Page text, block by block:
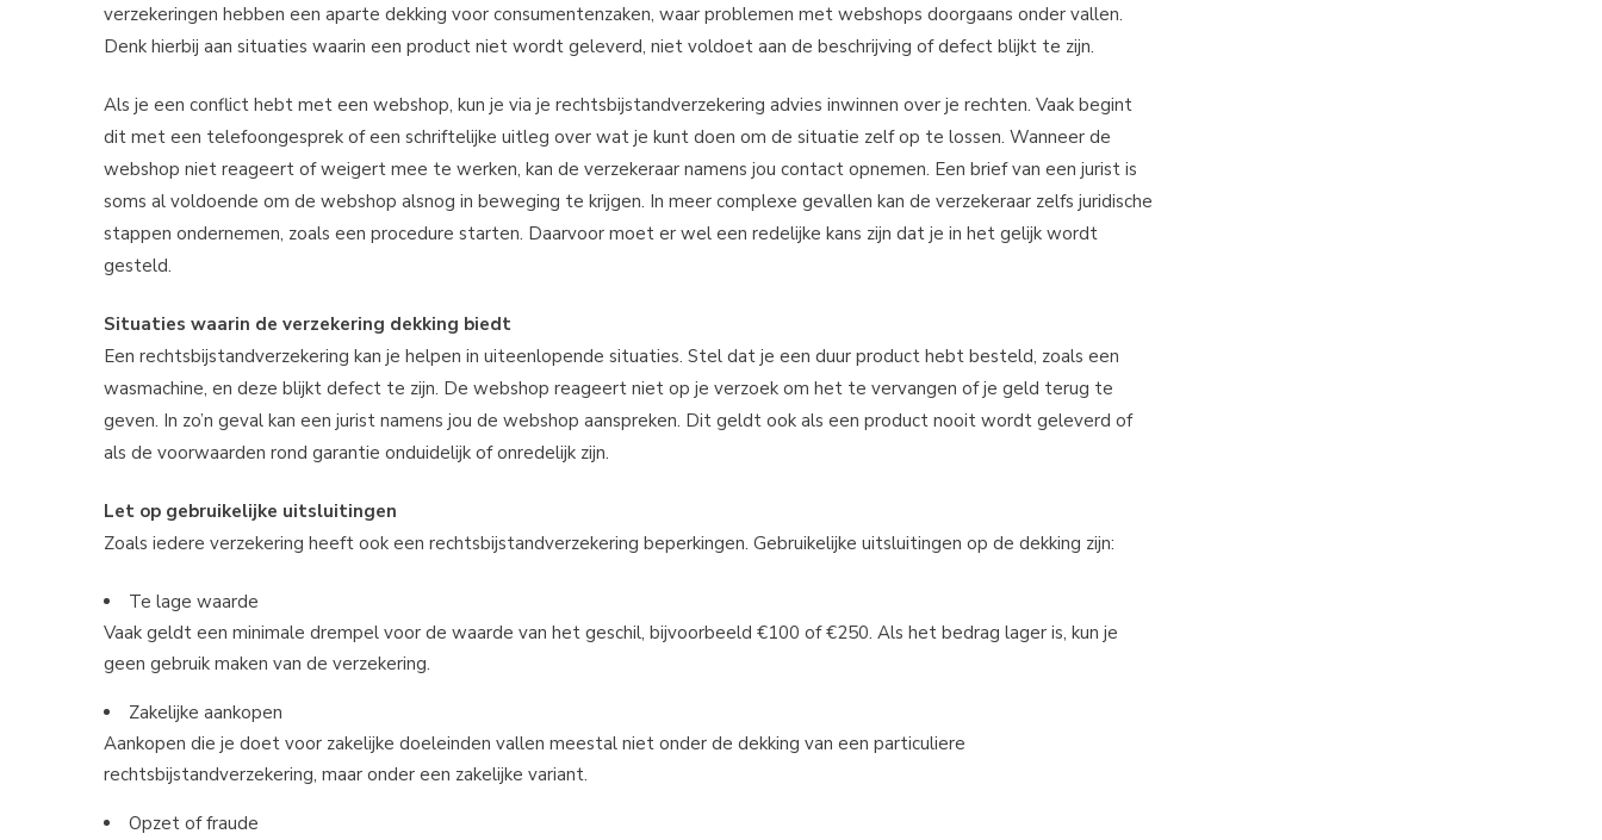
verzekeringen hebben een aparte dekking voor consumentenzaken, waar problemen met webshops doorgaans onder vallen.
Denk hierbij aan situaties waarin een product niet wordt geleverd, niet voldoet aan de beschrijving of defect blijkt te zijn.
Als je een conflict hebt met een webshop, kun je via je rechtsbijstandverzekering advies inwinnen over je rechten. Vaak begint
dit met een telefoongesprek of een schriftelijke uitleg over wat je kunt doen om de situatie zelf op te lossen. Wanneer de
webshop niet reageert of weigert mee te werken, kan de verzekeraar namens jou contact opnemen. Een brief van een jurist is
soms al voldoende om de webshop alsnog in beweging te krijgen. In meer complexe gevallen kan de verzekeraar zelfs juridische
stappen ondernemen, zoals een procedure starten. Daarvoor moet er wel een redelijke kans zijn dat je in het gelijk wordt
gesteld.
Situaties waarin de verzekering dekking biedt
Een rechtsbijstandverzekering kan je helpen in uiteenlopende situaties. Stel dat je een duur product hebt besteld, zoals een
wasmachine, en deze blijkt defect te zijn. De webshop reageert niet op je verzoek om het te vervangen of je geld terug te
geven. In zo’n geval kan een jurist namens jou de webshop aanspreken. Dit geldt ook als een product nooit wordt geleverd of
als de voorwaarden rond garantie onduidelijk of onredelijk zijn.
Let op gebruikelijke uitsluitingen
Zoals iedere verzekering heeft ook een rechtsbijstandverzekering beperkingen. Gebruikelijke uitsluitingen op de dekking zijn:
Te lage waarde
Vaak geldt een minimale drempel voor de waarde van het geschil, bijvoorbeeld €100 of €250. Als het bedrag lager is, kun je
geen gebruik maken van de verzekering.
Zakelijke aankopen
Aankopen die je doet voor zakelijke doeleinden vallen meestal niet onder de dekking van een particuliere
rechtsbijstandverzekering, maar onder een zakelijke variant.
Opzet of fraude